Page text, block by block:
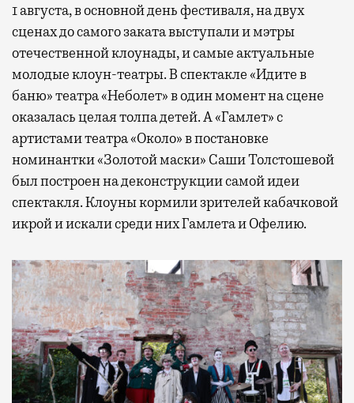
1 августа, в основной день фестиваля, на двух
сценах до самого заката выступали и мэтры
отечественной клоунады, и самые актуальные
молодые клоун-театры. В спектакле «Идите в
баню» театра «Неболет» в один момент на сцене
оказалась целая толпа детей. А «Гамлет» с
артистами театра «Около» в постановке
номинантки «Золотой маски» Саши Толстошевой
был построен на деконструкции самой идеи
спектакля. Клоуны кормили зрителей кабачковой
икрой и искали среди них Гамлета и Офелию.